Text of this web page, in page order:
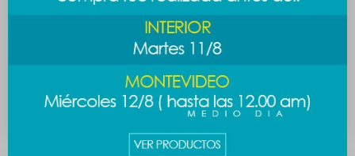
Botella térmica Hello kitty
500ml - negro
Taza Toy Story 410ml -
Woody
$ 349